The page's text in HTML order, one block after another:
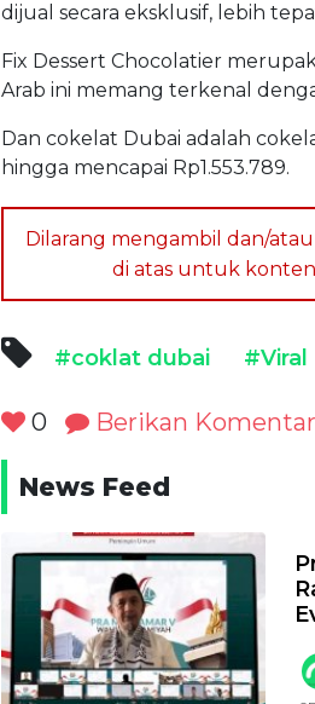
dijual secara eksklusif, lebih
Fix Dessert Chocolatier
Arab ini memang terkenal
Dan cokelat Dubai adalah
hingga mencapai Rp1.553.789.
Dilarang mengambil dan/
di atas untuk konten
#coklat dubai #Viral
0 Berikan
News Feed